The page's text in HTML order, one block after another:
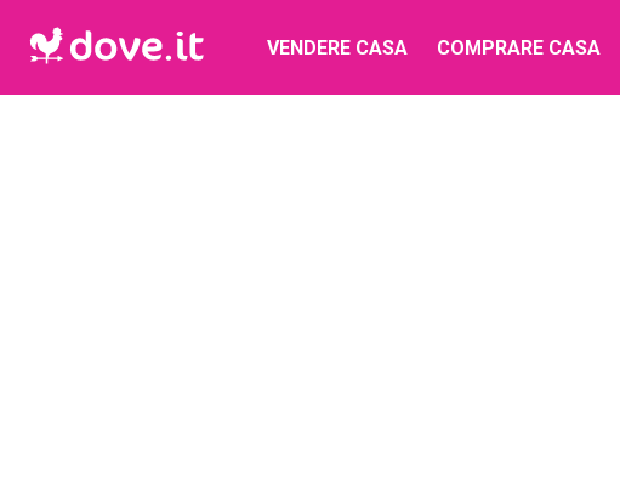
VENDERE CASA COMPRARE CASA